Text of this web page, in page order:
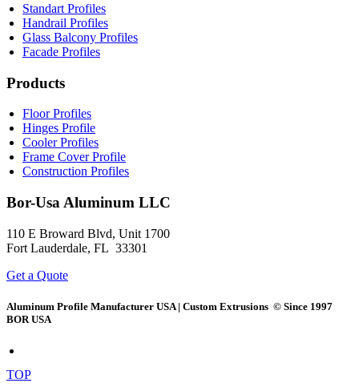
Standart Profiles
Handrail Profiles
Glass Balcony Profiles
Facade Profiles
Products
Floor Profiles
Hinges Profile
Cooler Profiles
Frame Cover Profile
Construction Profiles
Bor-Usa Aluminum LLC
110 E Broward Blvd, Unit 1700
Fort Lauderdale, FL 33301
Get a Quote
Aluminum Profile Manufacturer USA | Custom Extrusions © Since 1997
BOR USA
TOP